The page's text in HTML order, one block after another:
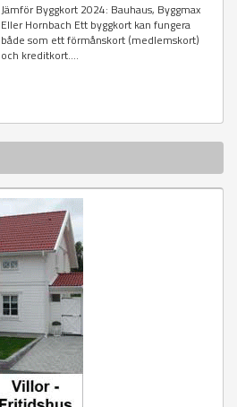
Jämför Byggkort 2024: Bauhaus, Byggmax
Eller Hornbach Ett byggkort kan fungera
både som ett förmånskort (medlemskort)
och kreditkort....